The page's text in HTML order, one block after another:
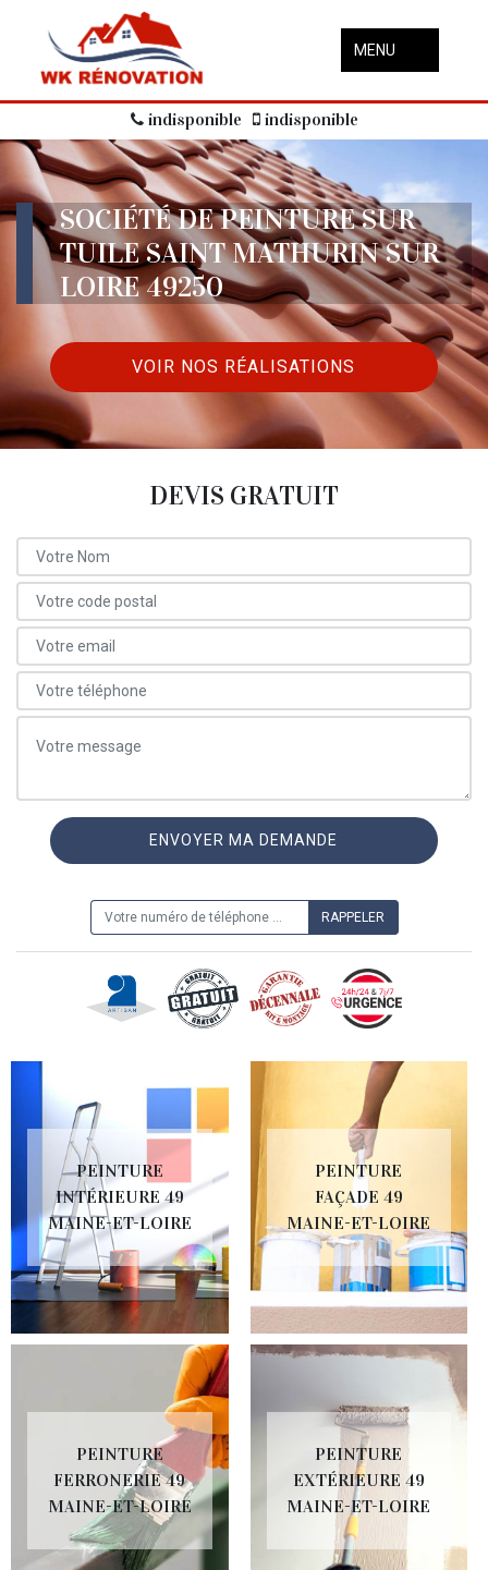
MENU
indisponible indisponible
SOCIÉTÉ DE PEINTURE SUR
TUILE SAINT MATHURIN SUR
LOIRE 49250
VOIR NOS RÉALISATIONS
DEVIS GRATUIT
PEINTURE
INTÉRIEURE 49
MAINE-ET-LOIRE
PEINTURE
FAÇADE 49
MAINE-ET-LOIRE
PEINTURE
FERRONERIE 49
MAINE-ET-LOIRE
PEINTURE
EXTÉRIEURE 49
MAINE-ET-LOIRE